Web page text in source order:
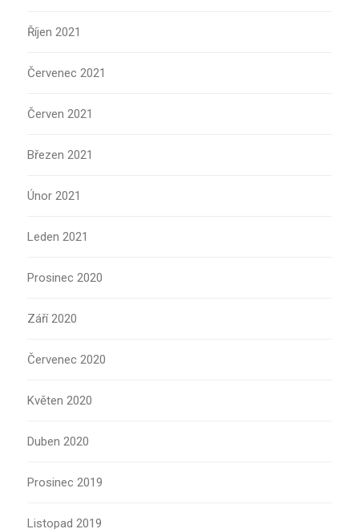
Říjen 2021
Červenec 2021
Červen 2021
Březen 2021
Únor 2021
Leden 2021
Prosinec 2020
Září 2020
Červenec 2020
Květen 2020
Duben 2020
Prosinec 2019
Listopad 2019